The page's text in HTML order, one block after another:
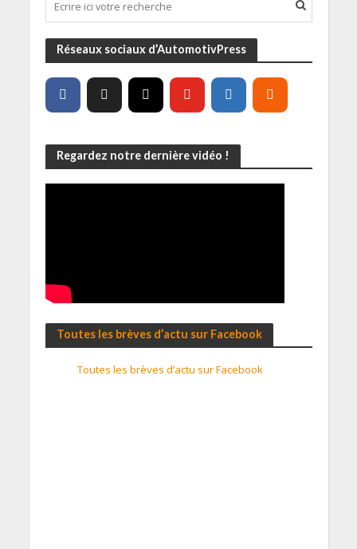
Réseaux sociaux d’AutomotivPress
Regardez notre dernière vidéo !
Toutes les brèves d’actu sur Facebook
Toutes les brèves d’actu sur Facebook